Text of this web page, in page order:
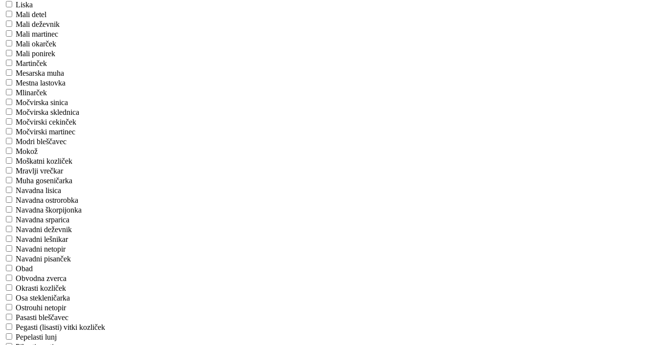
Liska
Mali detel
Mali deževnik
Mali martinec
Mali okarček
Mali ponirek
Martinček
Mesarska muha
Mestna lastovka
Mlinarček
Močvirska sinica
Močvirska sklednica
Močvirski cekinček
Močvirski martinec
Modri bleščavec
Mokož
Moškatni kozliček
Mravlji vrečkar
Muha goseničarka
Navadna lisica
Navadna ostrorobka
Navadna škorpijonka
Navadna srparica
Navadni deževnik
Navadni lešnikar
Navadni netopir
Navadni pisanček
Obad
Obvodna zverca
Okrasti kozliček
Osa stekleničarka
Ostrouhi netopir
Pasasti bleščavec
Pegasti (lisasti) vitki kozliček
Pepelasti lunj